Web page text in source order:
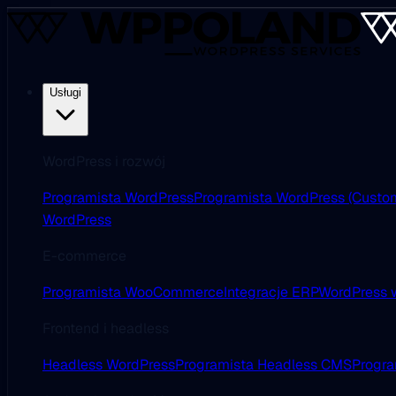
Usługi
Programista WordPressProgramista WordPress
WordPress
Programista WooCommerceIntegracje ERPWordPress
Headless WordPressProgramista Headless CMS